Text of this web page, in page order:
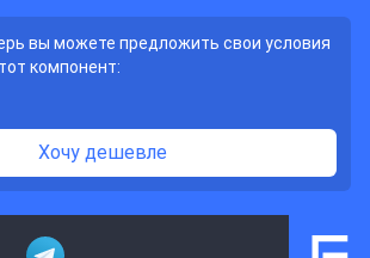
вы можете предложить свои условия
компонент:
Хочу дешевле